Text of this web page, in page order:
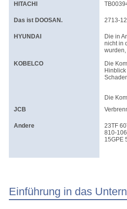
HITACHI
Das ist DOOSAN. 2713-
HYUNDAI
Die in
nicht in
KOBELCO
Die
Die
JCB
Andere
23TF
810-
15GPE
Einführung in das